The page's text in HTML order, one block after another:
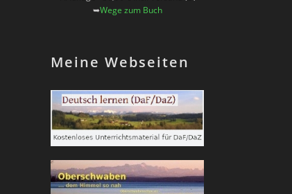
➥Wege zum Buch
Meine Webseiten